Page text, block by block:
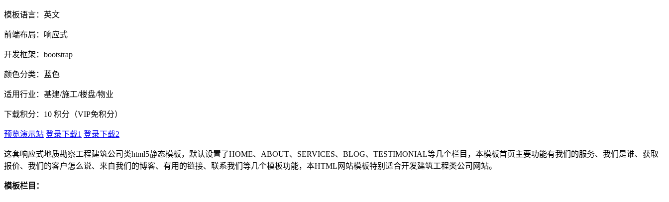
模板语言：英文
前端布局：响应式
开发框架：bootstrap
颜色分类：蓝色
适用行业：基建/施工/楼盘/物业
下载积分： 10 积分（VIP免积分）
预览演示站 登录下载1 登录下载2
这套响应式地质勘察工程建筑公司类html5静态模板，默认设置了HOME、ABOUT、SERVICES、BLOG、TESTIMONIAL等几个栏目，本模板首页主要功能有我们的服务、我们是谁、获取
报价、我们的客户怎么说、来自我们的博客、有用的链接、联系我们等几个模板功能，本HTML网站模板特别适合开发建筑工程类公司网站。
模板栏目：